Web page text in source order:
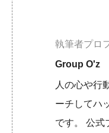
執筆者プロ
Group O'z
人の心や行
ーチしてハ
です。 公式